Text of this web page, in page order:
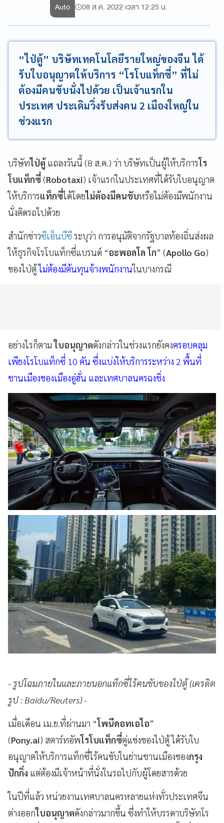
Auto 08 ส.ค. 2022 เวลา 12:25 น.
“ไป่ตู้” บริษัทเทคโนโลยีรายใหญ่ของจีน ได้
รับใบอนุญาตให้บริการ “โรโบแท็กซี่” ที่ไม่
ต้องมีคนขับนั่งไปด้วย เป็นเจ้าแรกใน
ประเทศ ประเดิมวิ่งรับส่งคน 2 เมืองใหญ่ใน
ช่วงแรก
บริษัทไป่ตู้แถลงวันนี้ (8 ส.ค.) ว่า บริษัทเป็นผู้ให้บริการโร
โบแท็กซี่(Robotaxi) เจ้าแรกในประเทศที่ได้รับใบอนุญาต
ให้บริการแท็กซี่ได้โดยไม่ต้องมีคนขับหรือไม่ต้องมีพนักงาน
นั่งติดรถไปด้วย
สำนักข่าวซีเอ็นบีซีระบุว่า การอนุมัติจากรัฐบาลท้องถิ่นส่งผล
ให้ธุรกิจโรโบแท็กซี่แบรนด์ “อะพอลโล โก” (Apollo Go)
ของไป่ตู้ไม่ต้องมีต้นทุนจ้างพนักงานในบางกรณี
อย่างไรก็ตามใบอนุญาตดังกล่าวในช่วงแรกยังคงครอบคลุม
เพียงโรโบแท็กซี่ 10 คัน ซึ่งแบ่งให้บริการระหว่าง 2 พื้นที่
ชานเมืองของเมืองอู่ฮั่น และเทศบาลนครฉงชิ่ง
- รูปโฉมภายในและภายนอกแท็กซี่ไร้คนขับของไป่ตู้ (เครดิต
รูป : Baidu/Reuters) -
เมื่อเดือน เม.ย.ที่ผ่านมา “โพนีดอทเอไอ”
(Pony.ai) สตาร์ทอัพโรโบแท็กซี่คู่แข่งของไป่ตู้ ได้รับใบ
อนุญาตให้บริการแท็กซี่ไร้คนขับในย่านชานเมืองของกรุง
ปักกิ่ง แต่ต้องมีเจ้าหน้าที่นั่งในรถไปกับผู้โดยสารด้วย
ในปีที่แล้ว หน่วยงานเทศบาลนครหลายแห่งทั่วประเทศจีน
ต่างออกใบอนุญาตดังกล่าวมากขึ้น ซึ่งทำให้บรรดาบริษัทโร